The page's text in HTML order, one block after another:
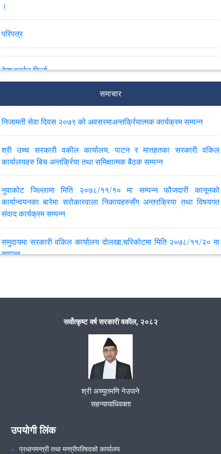
।
परिपत्र
केश फाईल फिर्ता
सुचना
VIEW ALL
समाचार
निजामती सेवा दिवस २०७९ को अवसरमाअन्तर्क्रियात्मक कार्यक्रम सम्पन्न
श्री उच्च सरकारी वकील कार्यालय, पाटन र मातहतका सरकारी वकिल
कार्यालयहरु बिच अन्तर्क्रिया तथा समिक्षात्मक बैठक सम्पन्न
नुवाकोट जिल्लामा मिति २०७८/११/१० मा सम्पन्न फौजदारी कानूनको
कार्यान्वयनका बारेमा सरोकारवाला निकायहरुसँग अन्तरक्रिया तथा विषयगत
संवाद कार्यक्रम सम्पन्न
समुदायमा सरकारी वकिल कार्यालय दोलखा,चरिकोटमा मिति २०७८/११/२० मा
सम्पन्न
“सरकारी वकीलबाट सम्पादन हुने काम र समुदाय वीच अन्तरसम्वाद कार्यक्रम”
सर्वोत्कृष्ट वर्ष सरकारी वकील, २०८२
श्री अच्युतमणि नेउपाने
सहन्यायाधिवक्ता
उपयोगी लिंक
प्रधानमन्त्री तथा मन्त्रीपरिषदको कार्यालय